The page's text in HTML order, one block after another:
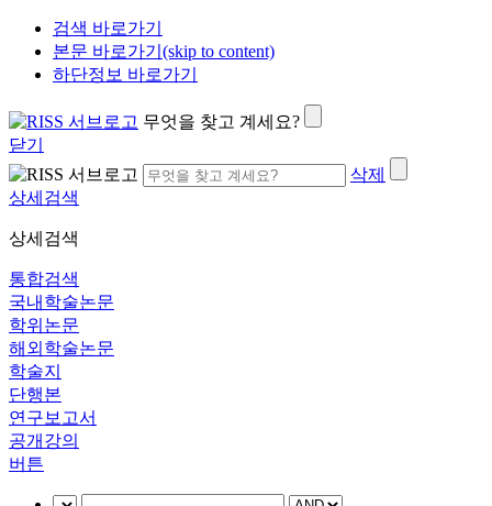
검색 바로가기
본문 바로가기(skip to content)
하단정보 바로가기
무엇을 찾고 계세요?
닫기
삭제
상세검색
상세검색
통합검색
국내학술논문
학위논문
해외학술논문
학술지
단행본
연구보고서
공개강의
버튼